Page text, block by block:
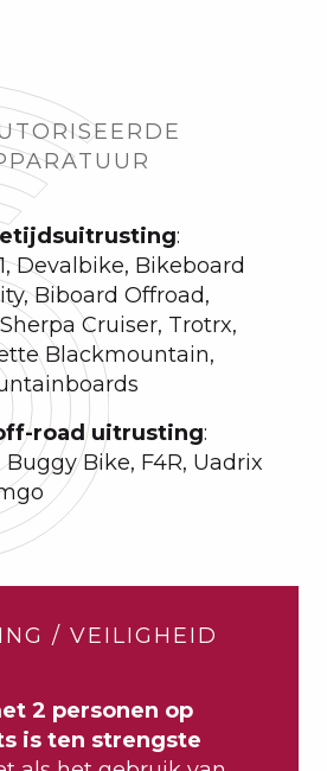
:
Devalbike, Bikeboard
Biboard Offroad,
Cruiser, Trotrx,
Blackmountain,
road uitrusting:
Bike, F4R, Uadrix
/ VEILIGHEID
2 personen op
is ten strengste